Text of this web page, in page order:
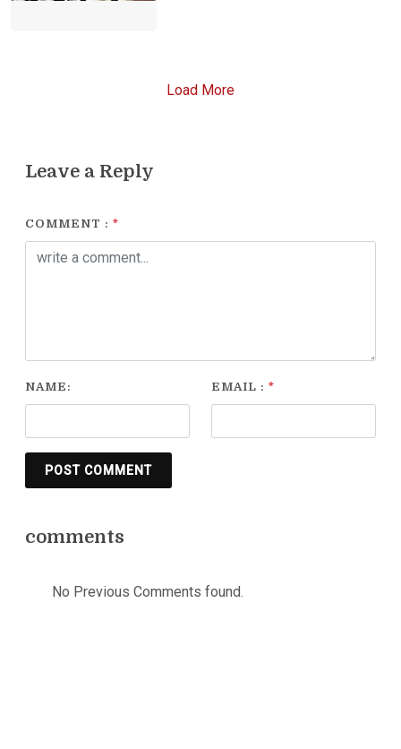
Load More
Leave a Reply
COMMENT : *
NAME: EMAIL : *
POST COMMENT
comments
No Previous Comments found.